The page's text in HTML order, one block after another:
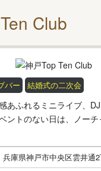
Club
バー 結婚式の二次会
あふれるミニライブ、
ントのない日は、ノー
兵庫県神戸市中央区雲井通